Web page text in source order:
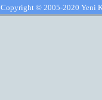
Copyright © 2005-2020 Yeni